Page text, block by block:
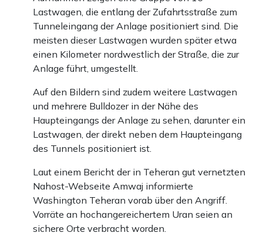
Lastwagen, die entlang der Zufahrtsstraße zum
Tunneleingang der Anlage positioniert sind. Die
meisten dieser Lastwagen wurden später etwa
einen Kilometer nordwestlich der Straße, die zur
Anlage führt, umgestellt.
Auf den Bildern sind zudem weitere Lastwagen
und mehrere Bulldozer in der Nähe des
Haupteingangs der Anlage zu sehen, darunter ein
Lastwagen, der direkt neben dem Haupteingang
des Tunnels positioniert ist.
Laut einem Bericht der in Teheran gut vernetzten
Nahost-Webseite Amwaj informierte
Washington Teheran vorab über den Angriff.
Vorräte an hochangereichertem Uran seien an
sichere Orte verbracht worden.